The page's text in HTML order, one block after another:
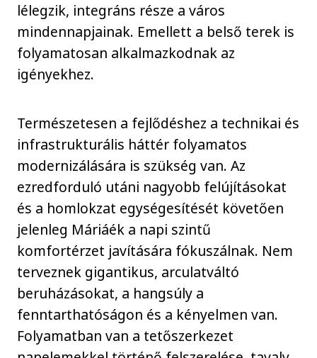
lélegzik, integráns része a város
mindennapjainak. Emellett a belső terek is
folyamatosan alkalmazkodnak az
igényekhez.
Természetesen a fejlődéshez a technikai és
infrastrukturális háttér folyamatos
modernizálására is szükség van. Az
ezredforduló utáni nagyobb felújításokat
és a homlokzat egységesítését követően
jelenleg Máriáék a napi szintű
komfortérzet javítására fókuszálnak. Nem
terveznek gigantikus, arculatváltó
beruházásokat, a hangsúly a
fenntarthatóságon és a kényelmen van.
Folyamatban van a tetőszerkezet